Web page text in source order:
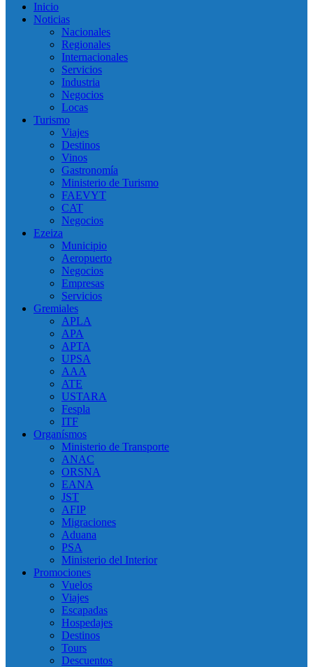
Inicio
Noticias
Nacionales
Regionales
Internacionales
Servicios
Industria
Negocios
Locas
Turismo
Viajes
Destinos
Vinos
Gastronomía
Ministerio de Turismo
FAEVYT
CAT
Negocios
Ezeiza
Municipio
Aeropuerto
Negocios
Empresas
Servicios
Gremiales
APLA
APA
APTA
UPSA
AAA
ATE
USTARA
Fespla
ITF
Organísmos
Ministerio de Transporte
ANAC
ORSNA
EANA
JST
AFIP
Migraciones
Aduana
PSA
Ministerio del Interior
Promociones
Vuelos
Viajes
Escapadas
Hospedajes
Destinos
Tours
Descuentos